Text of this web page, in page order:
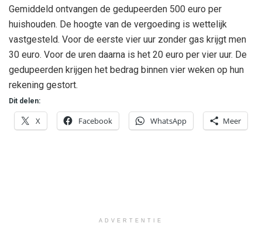
Gemiddeld ontvangen de gedupeerden 500 euro per
huishouden. De hoogte van de vergoeding is wettelijk
vastgesteld. Voor de eerste vier uur zonder gas krijgt men
30 euro. Voor de uren daarna is het 20 euro per vier uur. De
gedupeerden krijgen het bedrag binnen vier weken op hun
rekening gestort.
Dit delen:
X Facebook WhatsApp Meer
ADVERTENTIE